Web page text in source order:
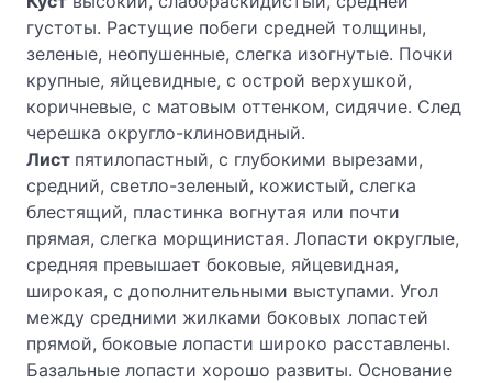
густоты. Растущие побеги средней толщины,
зеленые, неопушенные, слегка изогнутые. Почки
крупные, яйцевидные, с острой верхушкой,
коричневые, с матовым оттенком, сидячие. След
черешка округло-клиновидный.
Лист пятилопастный, с глубокими вырезами,
средний, светло-зеленый, кожистый, слегка
блестящий, пластинка вогнутая или почти
прямая, слегка морщинистая. Лопасти округлые,
средняя превышает боковые, яйцевидная,
широкая, с дополнительными выступами. Угол
между средними жилками боковых лопастей
прямой, боковые лопасти широко расставлены.
Базальные лопасти хорошо развиты. Основание